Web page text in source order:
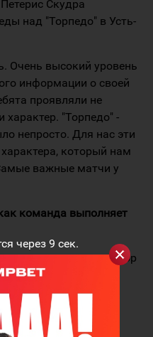
через 9 сек.
Скудра
над "Торпедо" в Усть-
Очень высокий уровень
информации о своей
проявляли не
характер. "Торпедо" -
непросто. Для нас эти
который нам
важные матчи у
команда выполняет
претензии, разбор
игры в пас,
а не только
новое, не всё ещё
- у нас не